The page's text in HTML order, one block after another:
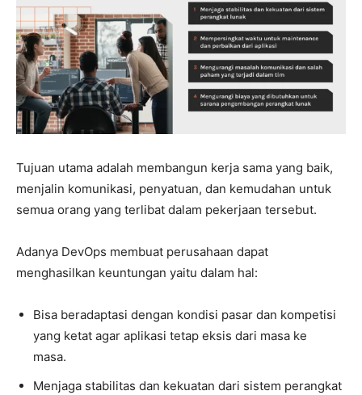
Tujuan utama adalah membangun kerja sama yang baik,
menjalin komunikasi, penyatuan, dan kemudahan untuk
semua orang yang terlibat dalam pekerjaan tersebut.
Adanya DevOps membuat perusahaan dapat
menghasilkan keuntungan yaitu dalam hal:
Bisa beradaptasi dengan kondisi pasar dan kompetisi
yang ketat agar aplikasi tetap eksis dari masa ke
masa.
Menjaga stabilitas dan kekuatan dari sistem perangkat